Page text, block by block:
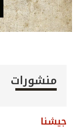
منشورات
جيشنا